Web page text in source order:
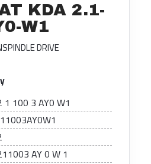
KDA 2.1-
W1
DRIVE
100 3 AY0 W1
AY 0 W 1